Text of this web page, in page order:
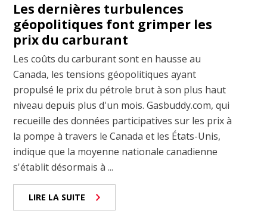
Les dernières turbulences
géopolitiques font grimper les
prix du carburant
Les coûts du carburant sont en hausse au
Canada, les tensions géopolitiques ayant
propulsé le prix du pétrole brut à son plus haut
niveau depuis plus d'un mois. Gasbuddy.com, qui
recueille des données participatives sur les prix à
la pompe à travers le Canada et les États-Unis,
indique que la moyenne nationale canadienne
s'établit désormais à ...
LIRE LA SUITE